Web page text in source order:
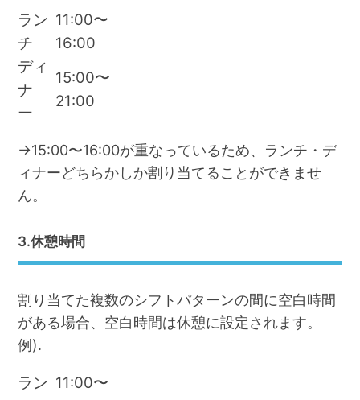
ラン
チ
11:00〜
16:00
ディ
ナ
ー
15:00〜
21:00
→15:00〜16:00が重なっているため、ランチ・デ
ィナーどちらかしか割り当てることができませ
ん。
3.休憩時間
割り当てた複数のシフトパターンの間に空白時間
がある場合、空白時間は休憩に設定されます。
例).
ラン 11:00〜